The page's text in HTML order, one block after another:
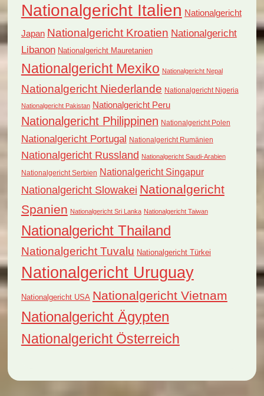
Nationalgericht Italien Nationalgericht
Japan Nationalgericht Kroatien Nationalgericht
Libanon Nationalgericht Mauretanien
Nationalgericht Mexiko Nationalgericht Nepal
Nationalgericht Niederlande Nationalgericht Nigeria
Nationalgericht Pakistan Nationalgericht Peru
Nationalgericht Philippinen Nationalgericht Polen
Nationalgericht Portugal Nationalgericht Rumänien
Nationalgericht Russland Nationalgericht Saudi-Arabien
Nationalgericht Serbien Nationalgericht Singapur
Nationalgericht Slowakei Nationalgericht
Spanien Nationalgericht Sri Lanka Nationalgericht Taiwan
Nationalgericht Thailand
Nationalgericht Tuvalu Nationalgericht Türkei
Nationalgericht Uruguay
Nationalgericht USA Nationalgericht Vietnam
Nationalgericht Ägypten
Nationalgericht Österreich